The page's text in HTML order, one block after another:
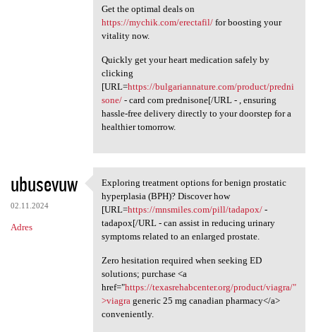
Get the optimal deals on
https://mychik.com/erectafil/for boosting your
vitality now.
Quickly get your heart medication safely by
clicking
[URL=https://bulgariannature.com/product/predni
sone/- card com prednisone[/URL - , ensuring
hassle-free delivery directly to your doorstep for a
healthier tomorrow.
ubusevuw
02.11.2024
Adres
Exploring treatment options
Exploring treatment options for benign prostatic
hyperplasia (BPH)? Discover how
[URL=https://mnsmiles.com/pill/tadapox/-
tadapox[/URL - can assist in reducing urinary
symptoms related to an enlarged prostate.
Zero hesitation required when seeking ED
solutions; purchase <a
href="https://texasrehabcenter.org/product/viagra/"
>viagrageneric 25 mg canadian pharmacy</a>
conveniently.